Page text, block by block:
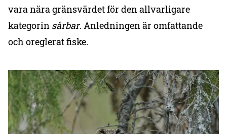
vara nära gränsvärdet för den allvarligare
kategorin sårbar. Anledningen är omfattande
och oreglerat fiske.